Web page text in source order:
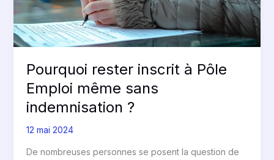
Pourquoi rester inscrit à Pôle
Emploi même sans
indemnisation ?
12 mai 2024
De nombreuses personnes se posent la question de
indemnisation